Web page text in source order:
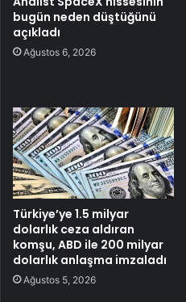
bugün neden düştüğünü
açıkladı
Ağustos 6, 2026
Türkiye’ye 1.5 milyar
dolarlık ceza aldıran
komşu, ABD ile 200 milyar
dolarlık anlaşma imzaladı
Ağustos 5, 2026